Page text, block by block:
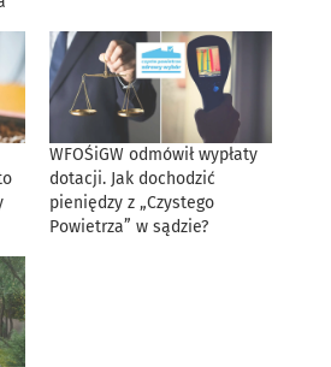
WFOŚiGW odmówił wypłaty
dotacji. Jak dochodzić
pieniędzy z „Czystego
Powietrza” w sądzie?